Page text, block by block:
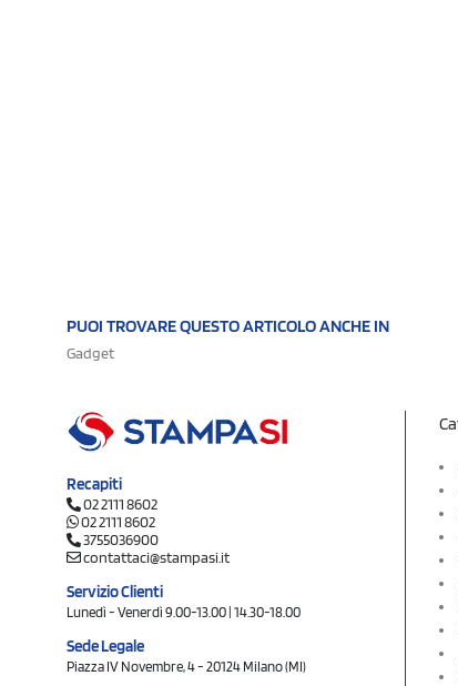
PUOI TROVARE QUESTO ARTICOLO ANCHE IN
Gadget
Recapiti
02 2111 8602
02 2111 8602
3755036900
contattaci@stampasi.it
Servizio Clienti
Lunedì - Venerdì 9.00-13.00 | 14.30-18.00
Sede Legale
Piazza IV Novembre, 4 - 20124 Milano (MI)